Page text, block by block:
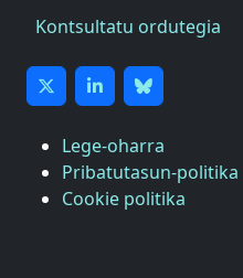
Kontsultatu ordutegia
Lege-oharra
Pribatutasun-politika
Cookie politika